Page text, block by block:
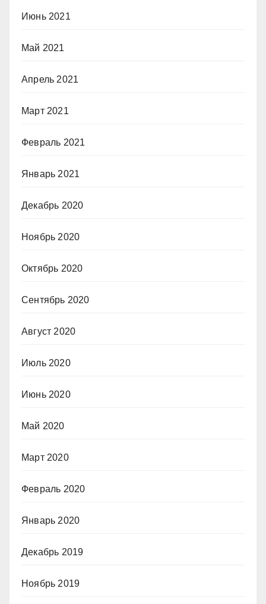
Июнь 2021
Май 2021
Апрель 2021
Март 2021
Февраль 2021
Январь 2021
Декабрь 2020
Ноябрь 2020
Октябрь 2020
Сентябрь 2020
Август 2020
Июль 2020
Июнь 2020
Май 2020
Март 2020
Февраль 2020
Январь 2020
Декабрь 2019
Ноябрь 2019